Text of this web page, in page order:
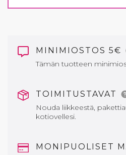
MINIMIOSTOS 5€
Tämän tuotteen
TOIMITUSTAVAT
Nouda liikkeestä,
kotiovellesi.
MONIPUOLISET